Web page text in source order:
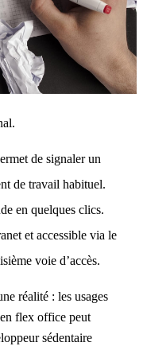
de signaler un
de travail habituel.
en quelques clics.
et accessible via le
voie d’accès.
réalité : les usages
flex office peut
sédentaire